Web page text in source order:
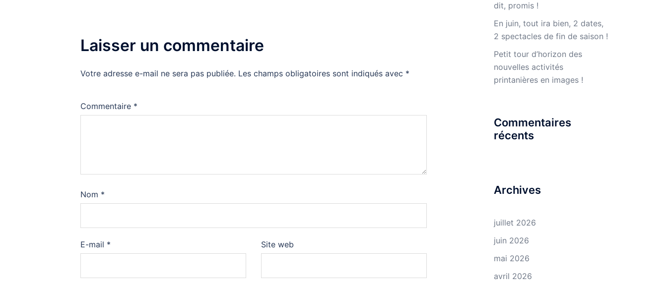
Laisser un commentaire
Votre adresse e-mail ne sera pas publiée. Les champs obligatoires sont indiqués avec *
Commentaire *
Nom *
E-mail * Site web
dit, promis !
En juin, tout ira bien, 2 dates,
2 spectacles de fin de saison !
Petit tour d’horizon des
nouvelles activités
printanières en images !
Commentaires
récents
Archives
juillet 2026
juin 2026
mai 2026
avril 2026